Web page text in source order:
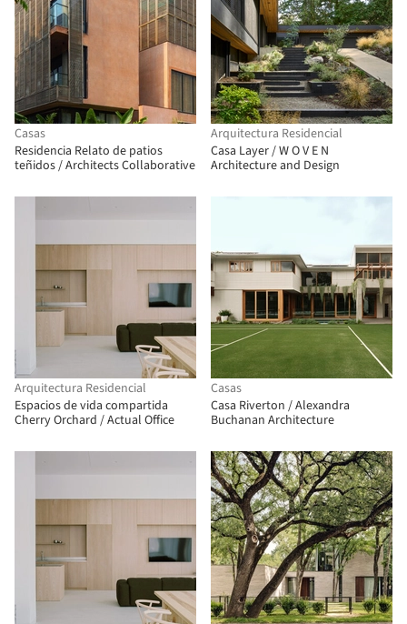
Casas
Residencia Relato de patios
teñidos / Architects Collaborative
Arquitectura Residencial
Casa Layer / W O V E N
Architecture and Design
Arquitectura Residencial
Espacios de vida compartida
Cherry Orchard / Actual Office
Casas
Casa Riverton / Alexandra
Buchanan Architecture